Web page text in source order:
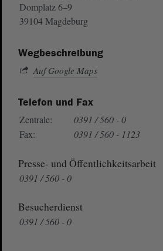
Domplatz 6–9
39104 Magdeburg
Wegbeschreibung
Auf Google Maps
Telefon und Fax
Zentrale:
0391 / 560 - 0
Fax:
0391 / 560 - 1123
Presse- und Öffentlichkeitsarbeit
0391 / 560 - 0
Besucherdienst
0391 / 560 - 0